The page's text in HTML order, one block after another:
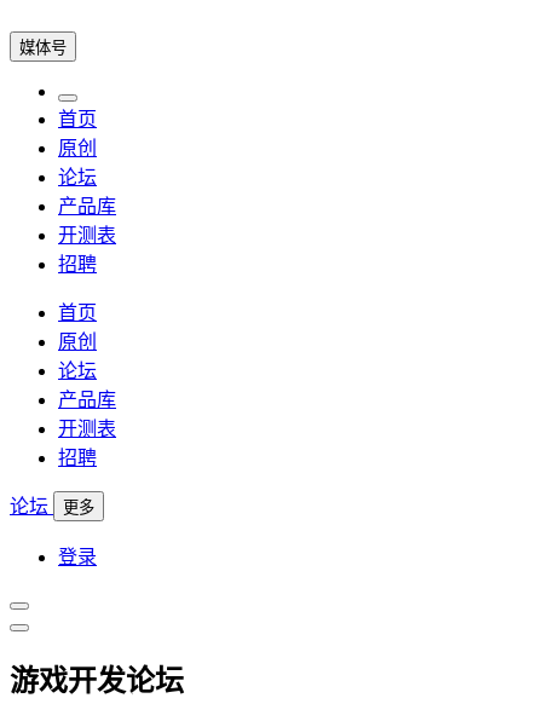
媒体号
首页
原创
论坛
产品库
开测表
招聘
首页
原创
论坛
产品库
开测表
招聘
论坛 更多
登录
游戏开发论坛